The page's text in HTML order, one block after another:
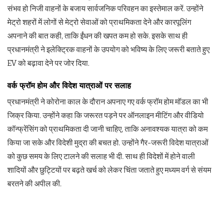
संभव हो निजी वाहनों के बजाय सार्वजनिक परिवहन का इस्तेमाल करें. उन्होंने
मेट्रो शहरों में लोगों से मेट्रो सेवाओं को प्राथमिकता देने और कारपूलिंग
अपनाने की बात कही, ताकि ईंधन की खपत कम हो सके. इसके साथ ही
प्रधानमंत्री ने इलेक्ट्रिक वाहनों के उपयोग को भविष्य के लिए जरूरी बताते हुए
EV को बढ़ावा देने पर जोर दिया.
वर्क फ्रॉम होम और विदेश यात्राओं पर सलाह
प्रधानमंत्री ने कोरोना काल के दौरान अपनाए गए वर्क फ्रॉम होम मॉडल का भी
जिक्र किया. उन्होंने कहा कि जरूरत पड़ने पर ऑनलाइन मीटिंग और वीडियो
कॉन्फ्रेंसिंग को प्राथमिकता दी जानी चाहिए, ताकि अनावश्यक यात्रा को कम
किया जा सके और विदेशी मुद्रा की बचत हो. उन्होंने गैर-जरूरी विदेश यात्राओं
को कुछ समय के लिए टालने की सलाह भी दी. साथ ही विदेशों में होने वाली
शादियों और छुट्टियों पर बढ़ते खर्च को लेकर चिंता जताते हुए मध्यम वर्ग से संयम
बरतने की अपील की.